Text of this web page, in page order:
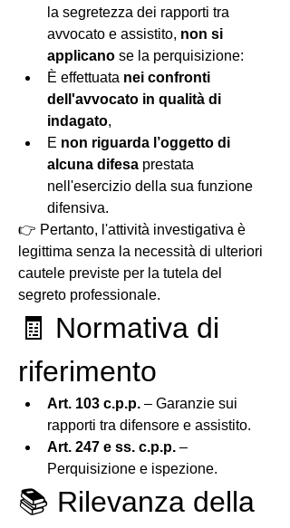
la segretezza dei rapporti tra
avvocato e assistito, non si
applicano se la perquisizione:
È effettuata nei confronti
dell'avvocato in qualità di
indagato,
E non riguarda l’oggetto di
alcuna difesa prestata
nell'esercizio della sua funzione
difensiva.
👉 Pertanto, l'attività investigativa è
legittima senza la necessità di ulteriori
cautele previste per la tutela del
segreto professionale.
🧾 Normativa di
riferimento
Art. 103 c.p.p. – Garanzie sui
rapporti tra difensore e assistito.
Art. 247 e ss. c.p.p. –
Perquisizione e ispezione.
📚 Rilevanza della